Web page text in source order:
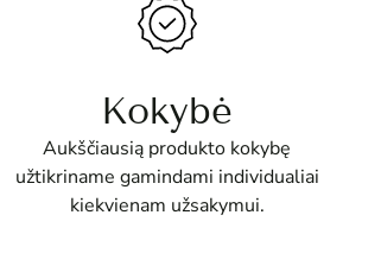
Kokybė
Aukščiausią produkto kokybę
užtikriname gamindami individualiai
kiekvienam užsakymui.